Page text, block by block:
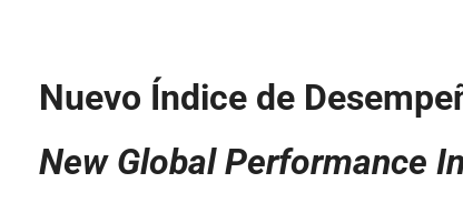
Nuevo Índice de
New Global Performance